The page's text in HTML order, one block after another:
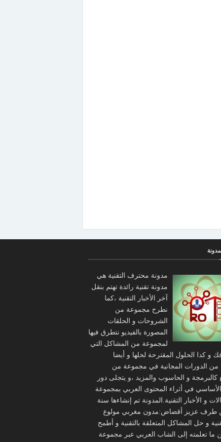
مدونة محترف التقنية هي
مدونة تقنية رائدة تهتم بنقل
آخر الأخبار التقنية ،كما
نطرح مجموعة من
الشروحات و الحلقات
المصورة بالفيديو نتطرق فيها
لمجموعة من المشاكل التي
و كدا الحلول المقترحة لحلها و أيضا
الدورات المجانية في مجموعة من
كالبرمجة و الحاسوب والمزيد ،و يتجلى دور
الأساسي في أثراء المحتوى العربي بمجموعة
و الأخبار التقنية.المدونة تم إنشاءها سنة
من طرف عزيز أقضاض:مدون مغربي مولوع
و حل المشاكل المتعلقة بالتقنية و أطمح
ما تعلمته إلى الشاب العربي عبر مجموعة